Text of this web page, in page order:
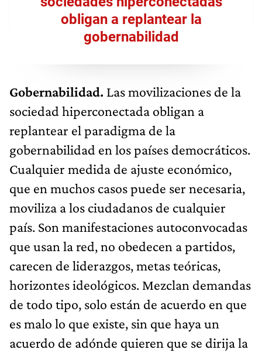
obligan a replantear la
gobernabilidad
Gobernabilidad. Las movilizaciones de la
sociedad hiperconectada obligan a
replantear el paradigma de la
gobernabilidad en los países democráticos.
Cualquier medida de ajuste económico,
que en muchos casos puede ser necesaria,
moviliza a los ciudadanos de cualquier
país. Son manifestaciones autoconvocadas
que usan la red, no obedecen a partidos,
carecen de liderazgos, metas teóricas,
horizontes ideológicos. Mezclan demandas
de todo tipo, solo están de acuerdo en que
es malo lo que existe, sin que haya un
acuerdo de adónde quieren que se dirija la